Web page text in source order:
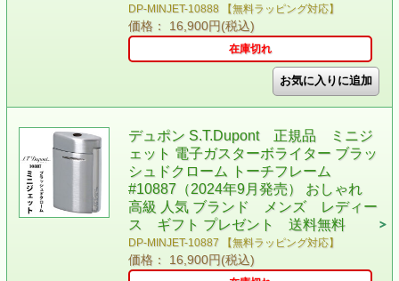
DP-MINJET-10888 【無料ラッピング対応】
価格： 16,900円(税込)
在庫切れ
デュポン S.T.Dupont 正規品 ミニジ
ェット 電子ガスターボライター ブラッ
シュドクローム トーチフレーム
#10887（2024年9月発売） おしゃれ
高級 人気 ブランド メンズ レディー
ス ギフト プレゼント 送料無料
DP-MINJET-10887 【無料ラッピング対応】
価格： 16,900円(税込)